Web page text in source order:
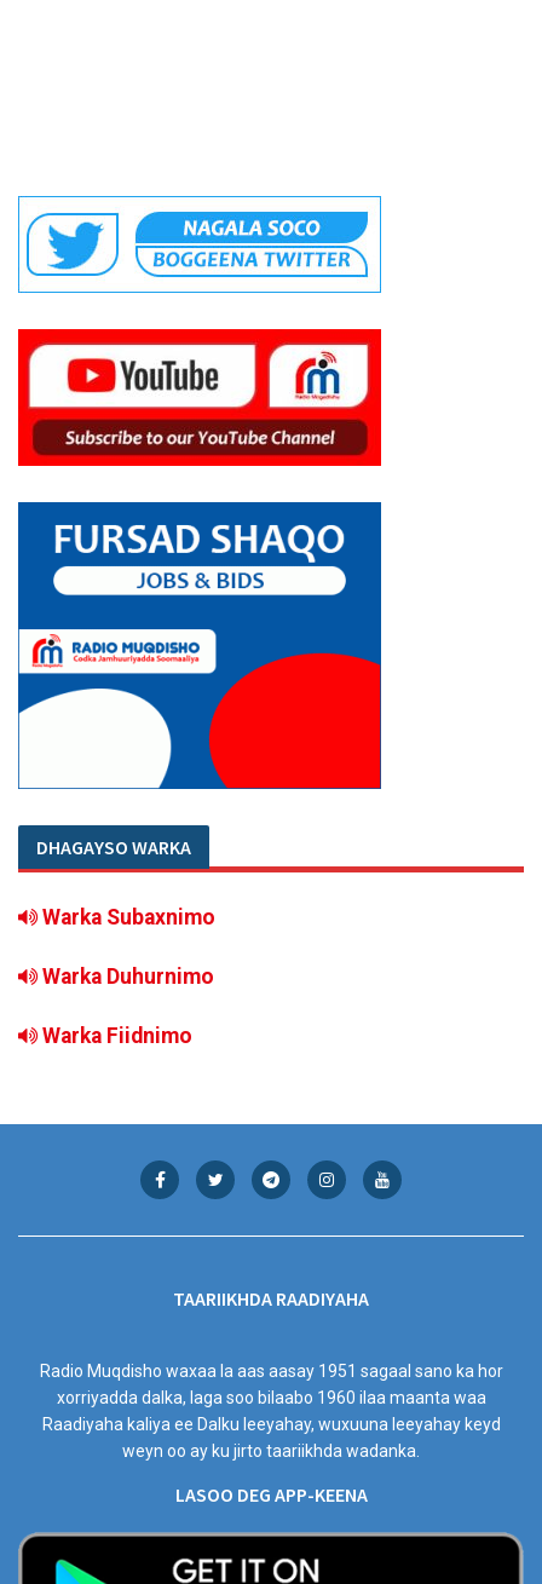
DHAGAYSO WARKA
Warka Subaxnimo
Warka Duhurnimo
Warka Fiidnimo
TAARIIKHDA RAADIYAHA
Radio Muqdisho waxaa la aas aasay 1951 sagaal sano ka hor
xorriyadda dalka, laga soo bilaabo 1960 ilaa maanta waa
Raadiyaha kaliya ee Dalku leeyahay, wuxuuna leeyahay keyd
weyn oo ay ku jirto taariikhda wadanka.
LASOO DEG APP-KEENA